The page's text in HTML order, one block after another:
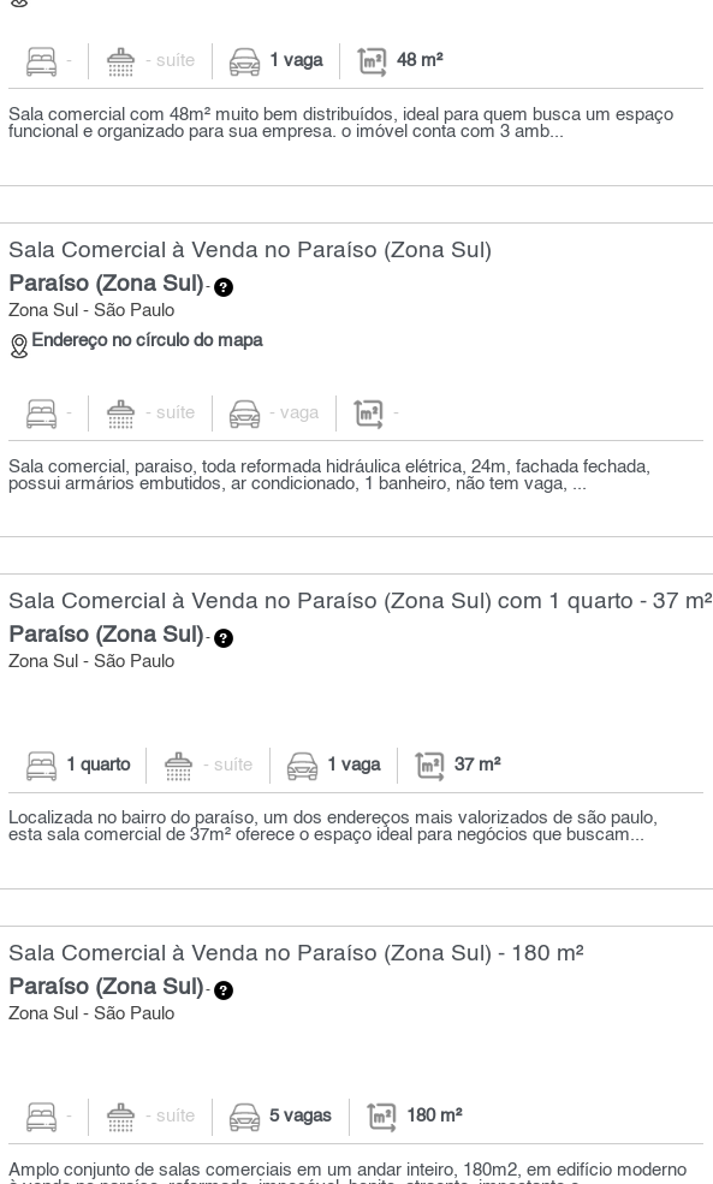
- - suíte 1 vaga 48 m²
Sala comercial com 48m² muito bem distribuídos, ideal para quem busca um espaço
funcional e organizado para sua empresa. o imóvel conta com 3 amb...
Sala Comercial à Venda no Paraíso (Zona Sul)
Paraíso (Zona Sul)-
Zona Sul - São Paulo
Endereço no círculo do mapa
- - suíte - vaga -
Sala comercial, paraiso, toda reformada hidráulica elétrica, 24m, fachada fechada,
possui armários embutidos, ar condicionado, 1 banheiro, não tem vaga, ...
Sala Comercial à Venda no Paraíso (Zona Sul) com 1 quarto - 37 m²
Paraíso (Zona Sul)-
Zona Sul - São Paulo
1 quarto - suíte 1 vaga 37 m²
Localizada no bairro do paraíso, um dos endereços mais valorizados de são paulo,
esta sala comercial de 37m² oferece o espaço ideal para negócios que buscam...
Sala Comercial à Venda no Paraíso (Zona Sul) - 180 m²
Paraíso (Zona Sul)-
Zona Sul - São Paulo
- - suíte 5 vagas 180 m²
Amplo conjunto de salas comerciais em um andar inteiro, 180m2, em edifício moderno